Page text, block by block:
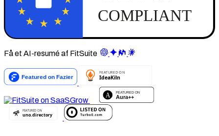
Få et AI-resumé af FitSuite